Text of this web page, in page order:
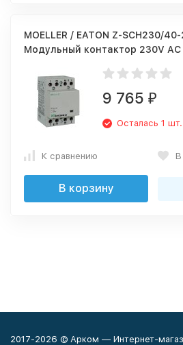
MOELLER / EATON Z-SCH230/
Модульный контактор 230V AC
9 765 ₽
Осталась 1 шт.
К сравнению В
В корзину
2017-2026 © Арком — Интернет-